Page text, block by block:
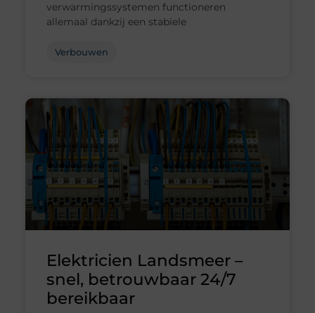
verwarmingssystemen functioneren
allemaal dankzij een stabiele
Verbouwen
Elektricien Landsmeer –
snel, betrouwbaar 24/7
bereikbaar